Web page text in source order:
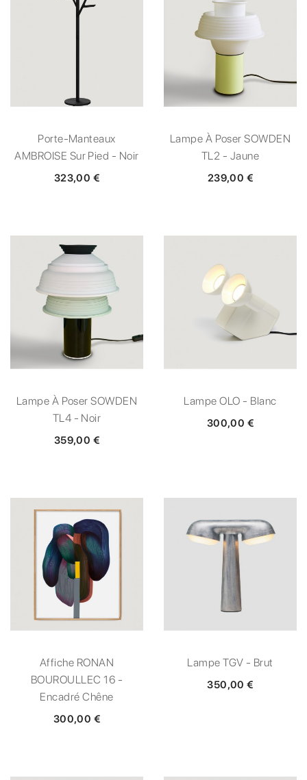
Porte-Manteaux
AMBROISE Sur Pied - Noir
323,00 €
Lampe À Poser SOWDEN
TL2 - Jaune
239,00 €
Lampe À Poser SOWDEN
TL4 - Noir
359,00 €
Lampe OLO - Blanc
300,00 €
Affiche RONAN
BOUROULLEC 16 -
Encadré Chêne
300,00 €
Lampe TGV - Brut
350,00 €